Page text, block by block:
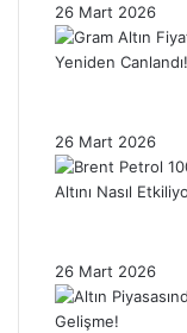
26 Mart 2026
26 Mart 2026
26 Mart 2026